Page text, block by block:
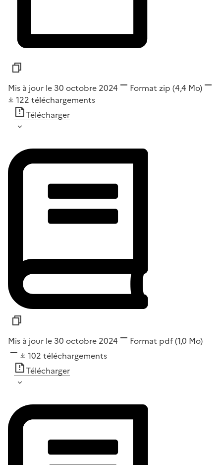
Mis à jour le 30 octobre 2024 Format zip (4,4 Mo)
122 téléchargements
Télécharger
Mis à jour le 30 octobre 2024 Format pdf(1,0 Mo)
102 téléchargements
Télécharger